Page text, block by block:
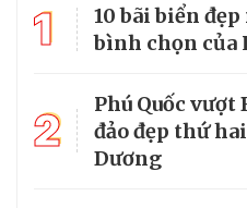
1
10 bãi biển
bình chọn của
2
Phú Quốc
đảo đẹp thứ
Dương